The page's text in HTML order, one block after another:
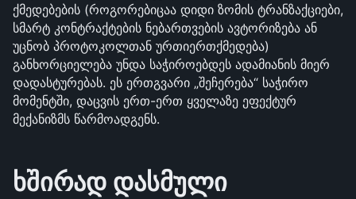
ქმედებების (როგორებიცაა დიდი ზომის ტრანზაქციები,
სმარტ კონტრაქტების ნებართვების ავტორიზება ან
უცნობ პროტოკოლთან ურთიერთქმედება)
განხორციელება უნდა საჭიროებდეს ადამიანის მიერ
დადასტურებას. ეს ერთგვარი „შეჩერება“ საჭირო
მომენტში, დაცვის ერთ-ერთ ყველაზე ეფექტურ
მექანიზმს წარმოადგენს.
ხშირად დასმული